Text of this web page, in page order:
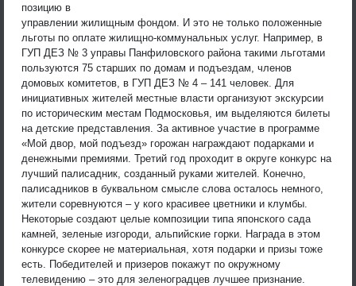
позицию в
управлении жилищным фондом. И это не только положенные
льготы по оплате жилищно-коммунальных услуг. Например, в
ГУП ДЕЗ № 3 управы Панфиловского района такими льготами
пользуются 75 старших по домам и подъездам, членов
домовых комитетов, в ГУП ДЕЗ № 4 – 141 человек. Для
инициативных жителей местные власти организуют экскурсии
по историческим местам Подмосковья, им выделяются билеты
на детские представления. За активное участие в программе
«Мой двор, мой подъезд» горожан награждают подарками и
денежными премиями. Третий год проходит в округе конкурс на
лучший палисадник, созданный руками жителей. Конечно,
палисадников в буквальном смысле слова осталось немного,
жители соревнуются – у кого красивее цветники и клумбы.
Некоторые создают целые композиции типа японского сада
камней, зеленые изгороди, альпийские горки. Награда в этом
конкурсе скорее не материальная, хотя подарки и призы тоже
есть. Победителей и призеров покажут по окружному
телевидению – это для зеленоградцев лучшее признание.